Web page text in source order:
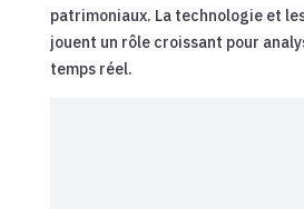
patrimoniaux. La technologie et
jouent un rôle croissant pour
temps réel.